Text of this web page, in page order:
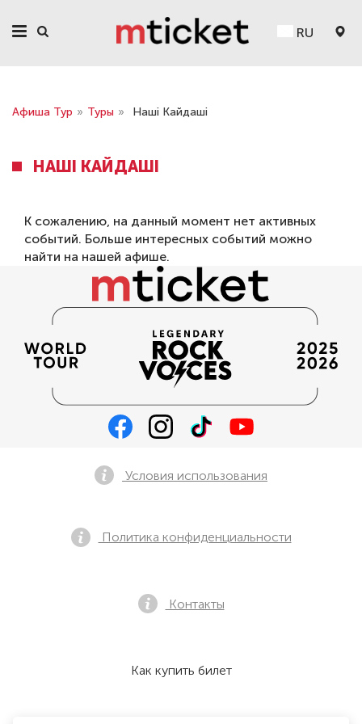
RU
Афиша Тур » Туры » Наші Кайдаші
НАШІ КАЙДАШІ
К сожалению, на данный момент нет активных
событий. Больше интересных событий можно
найти на нашей афише.
Условия использования
Политика конфиденциальности
Контакты
Как купить билет